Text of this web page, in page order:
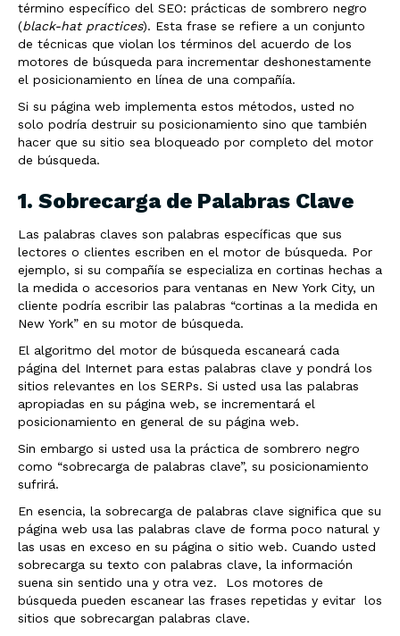
término específico del SEO: prácticas de sombrero negro
(black-hat practices). Esta frase se refiere a un conjunto
de técnicas que violan los términos del acuerdo de los
motores de búsqueda para incrementar deshonestamente
el posicionamiento en línea de una compañía.
Si su página web implementa estos métodos, usted no
solo podría destruir su posicionamiento sino que también
hacer que su sitio sea bloqueado por completo del motor
de búsqueda.
1. Sobrecarga de Palabras Clave
Las palabras claves son palabras específicas que sus
lectores o clientes escriben en el motor de búsqueda. Por
ejemplo, si su compañía se especializa en cortinas hechas a
la medida o accesorios para ventanas en New York City, un
cliente podría escribir las palabras “cortinas a la medida en
New York” en su motor de búsqueda.
El algoritmo del motor de búsqueda escaneará cada
página del Internet para estas palabras clave y pondrá los
sitios relevantes en los SERPs. Si usted usa las palabras
apropiadas en su página web, se incrementará el
posicionamiento en general de su página web.
Sin embargo si usted usa la práctica de sombrero negro
como “sobrecarga de palabras clave”, su posicionamiento
sufrirá.
En esencia, la sobrecarga de palabras clave significa que su
página web usa las palabras clave de forma poco natural y
las usas en exceso en su página o sitio web. Cuando usted
sobrecarga su texto con palabras clave, la información
suena sin sentido una y otra vez. Los motores de
búsqueda pueden escanear las frases repetidas y evitar los
sitios que sobrecargan palabras clave.